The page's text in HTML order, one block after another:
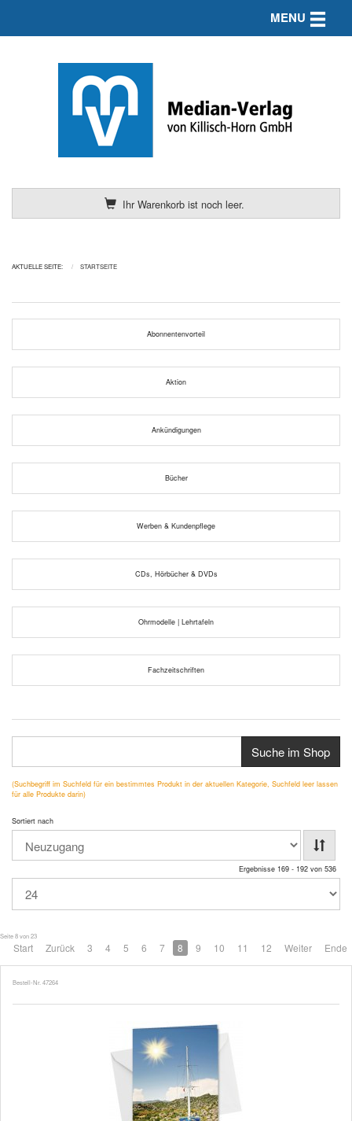
Ihr Warenkorb ist noch leer.
MENU Toggle
AKTUELLE SEITE: STARTSEITE
Abonnentenvorteil
Aktion
Ankündigungen
Bücher
Werben & Kundenpflege
CDs, Hörbücher & DVDs
Ohrmodelle | Lehrtafeln
Fachzeitschriften
Suche im Shop
(Suchbegriff im Suchfeld für ein bestimmtes Produkt in der aktuellen Kategorie, Suchfeld leer lassen
für alle Produkte darin)
Sortiert nach
Ergebnisse 169 - 192 von 536
Seite 8 von 23
Start Zurück 3 4 5 6 7 8 9 10 11 12 Weiter Ende
Bestell-Nr. 47264